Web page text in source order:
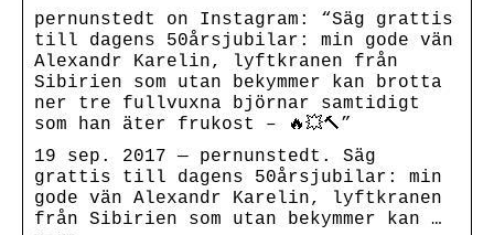
pernunstedt on Instagram: “Säg grattis
till dagens 50årsjubilar: min gode vän
Alexandr Karelin, lyftkranen från
Sibirien som utan bekymmer kan brotta
ner tre fullvuxna björnar samtidigt
som han äter frukost – 🔥💥🔨”
19 sep. 2017 — pernunstedt. Säg
grattis till dagens 50årsjubilar: min
gode vän Alexandr Karelin, lyftkranen
från Sibirien som utan bekymmer kan …